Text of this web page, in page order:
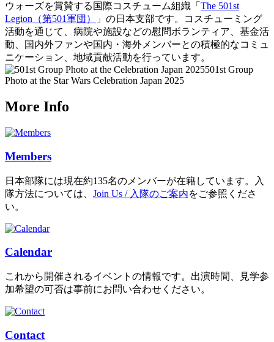
ウォーズを賞賛する国際コスチューム組織「 The 501st
Legion（第501軍団）
」の日本支部です。コスチューミング
活動を通じて、病院や施設などの慰問ボランティア、基金活
動、国内外ファンや国内・海外メンバーとの積極的なコミュ
ニケーション、地域貢献活動を行っています。
501st Group
Photo at the Star Wars Celebration Japan 2025
More Info
Members
日本部隊には現在約135名のメンバーが在籍しています。入
隊方法については、 Join Us / 入隊のご案内をご参照くださ
い。
Calendar
これから開催されるイベントの情報です。出演時間、見学参
加希望の可否は事前にお問い合わせください。
Contact